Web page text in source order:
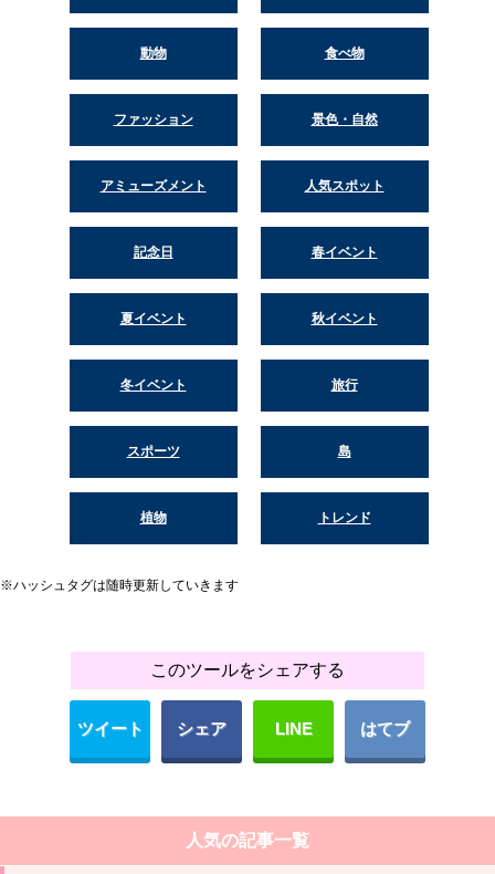
動物 食べ物
ファッション 景色・自然
アミューズメント 人気スポット
記念日 春イベント
夏イベント 秋イベント
冬イベント 旅行
スポーツ 島
植物 トレンド
※ハッシュタグは随時更新していきます
このツールをシェアする
ツイート シェア LINE はてブ
人気の記事一覧